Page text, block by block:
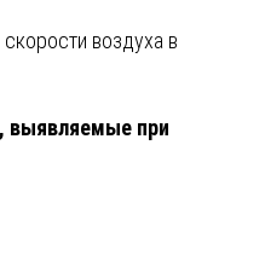
воздуха в
выявляемые при